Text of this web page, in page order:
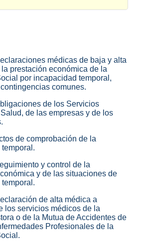
médicas de baja y alta
prestación económica de la
por incapacidad temporal,
comunes.
de los Servicios
de las empresas y de los
de comprobación de la
y control de la
y de las situaciones de
de alta médica a
los servicios médicos de la
o de la Mutua de Accidentes de
Profesionales de la